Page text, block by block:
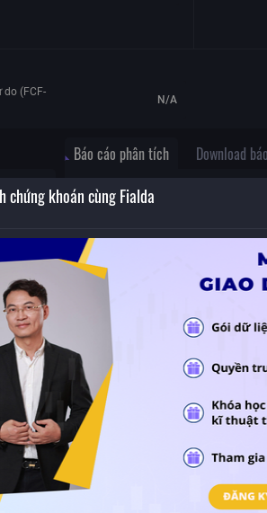
do (FCF-
N/A
gia
Báo cáo phân tích Download
Không
chứng khoán cùng Fialda